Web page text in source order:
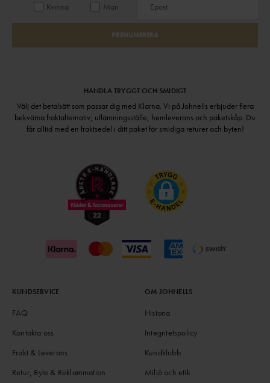
Kvinna Man
PRENUMERERA
HANDLA TRYGGT OCH SMIDIGT
Välj det betalsätt som passar dig med Klarna. Vi på Johnells erbjuder flera
bekväma fraktalternativ; utlämningsställe, hemleverans och paketskåp. Du
får alltid med en fraktsedel i ditt paket för smidiga returer och byten!
KUNDSERVICE
FAQ
Kontakta oss
Frakt & Leverans
Retur, Byte & Reklammation
OM JOHNELLS
Historia
Integritetspolicy
Kundklubb
Miljö och etik